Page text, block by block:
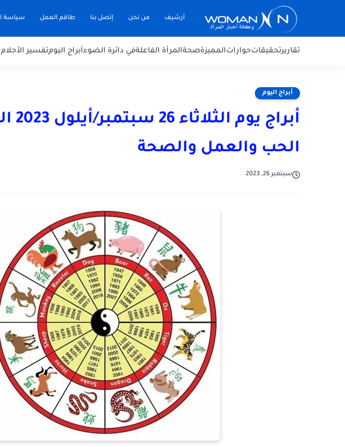
أرشيف من نحن إتصل بنا طاقم العمل سياسة
تقاريرتحقيقاتحواراتالمميزةصحةالمرأة الفاعلةفي دائرة الضوءأبراج اليومتفسير الأحلام
أبراج اليوم
الحب والعمل والصحة
سبتمبر 26, 2023